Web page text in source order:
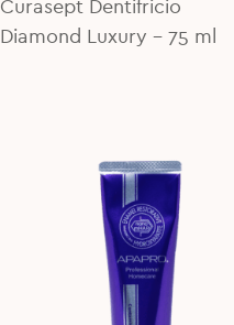
Curasept Dentifricio
Diamond Luxury - 75 ml